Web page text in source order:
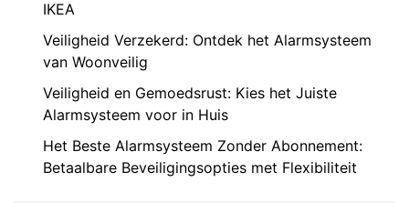
IKEA
Veiligheid Verzekerd: Ontdek het Alarmsysteem
van Woonveilig
Veiligheid en Gemoedsrust: Kies het Juiste
Alarmsysteem voor in Huis
Het Beste Alarmsysteem Zonder Abonnement:
Betaalbare Beveiligingsopties met Flexibiliteit